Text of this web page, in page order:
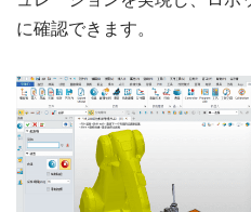
に確認できます。